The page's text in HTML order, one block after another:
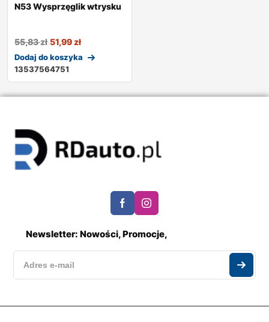
N53 Wysprzęglik wtrysku
55,83zł 51,99zł
Dodaj do koszyka
13537564751
Newsletter: Nowości, Promocje,